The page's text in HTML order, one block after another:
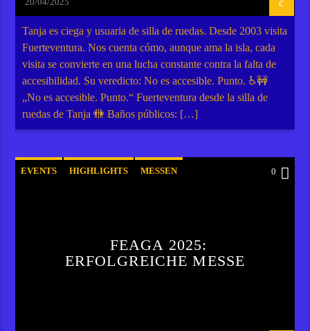
Tanja es ciega y usuaria de silla de ruedas. Desde 2003 visita
Fuerteventura. Nos cuenta cómo, aunque ama la isla, cada
visita se convierte en una lucha constante contra la falta de
accesibilidad. Su veredicto: No es accesible. Punto. ♿🚧
„No es accesible. Punto.“ Fuerteventura desde la silla de
ruedas de Tanja 🚻 Baños públicos: […]
EVENTS HIGHLIGHTS MESSEN 0
FEAGA 2025:
ERFOLGREICHE MESSE